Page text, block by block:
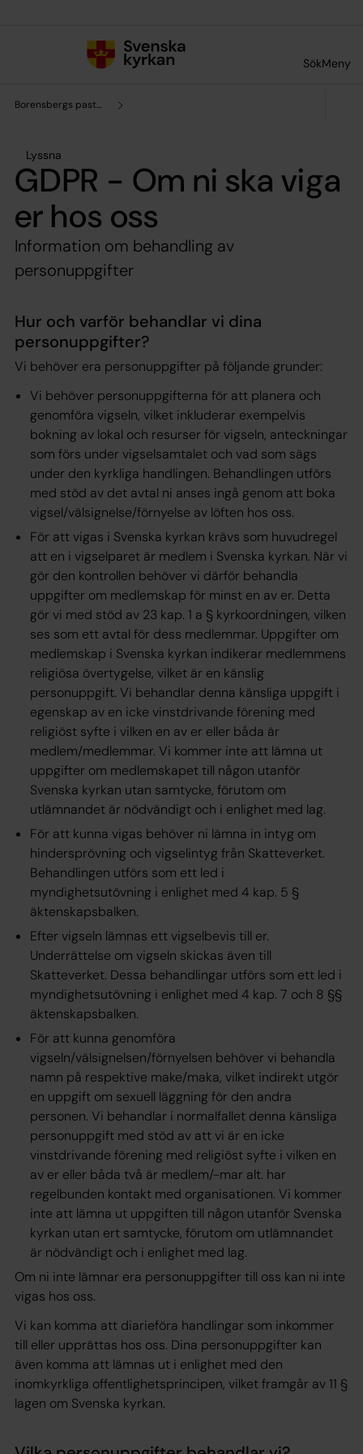
SökMeny
Borensbergs pastorat
Lyssna
GDPR - Om ni ska viga
er hos oss
Information om behandling av
personuppgifter
Hur och varför behandlar vi dina
personuppgifter?
Vi behöver era personuppgifter på följande grunder:
Vi behöver personuppgifterna för att planera och
genomföra vigseln, vilket inkluderar exempelvis
bokning av lokal och resurser för vigseln, anteckningar
som förs under vigselsamtalet och vad som sägs
under den kyrkliga handlingen. Behandlingen utförs
med stöd av det avtal ni anses ingå genom att boka
vigsel/välsignelse/förnyelse av löften hos oss.
För att vigas i Svenska kyrkan krävs som huvudregel
att en i vigselparet är medlem i Svenska kyrkan. När vi
gör den kontrollen behöver vi därför behandla
uppgifter om medlemskap för minst en av er. Detta
gör vi med stöd av 23 kap. 1 a § kyrkoordningen, vilken
ses som ett avtal för dess medlemmar. Uppgifter om
medlemskap i Svenska kyrkan indikerar medlemmens
religiösa övertygelse, vilket är en känslig
personuppgift. Vi behandlar denna känsliga uppgift i
egenskap av en icke vinstdrivande förening med
religiöst syfte i vilken en av er eller båda är
medlem/medlemmar. Vi kommer inte att lämna ut
uppgifter om medlemskapet till någon utanför
Svenska kyrkan utan samtycke, förutom om
utlämnandet är nödvändigt och i enlighet med lag.
För att kunna vigas behöver ni lämna in intyg om
hindersprövning och vigselintyg från Skatteverket.
Behandlingen utförs som ett led i
myndighetsutövning i enlighet med 4 kap. 5 §
äktenskapsbalken.
Efter vigseln lämnas ett vigselbevis till er.
Underrättelse om vigseln skickas även till
Skatteverket. Dessa behandlingar utförs som ett led i
myndighetsutövning i enlighet med 4 kap. 7 och 8 §§
äktenskapsbalken.
För att kunna genomföra
vigseln/välsignelsen/förnyelsen behöver vi behandla
namn på respektive make/maka, vilket indirekt utgör
en uppgift om sexuell läggning för den andra
personen. Vi behandlar i normalfallet denna känsliga
personuppgift med stöd av att vi är en icke
vinstdrivande förening med religiöst syfte i vilken en
av er eller båda två är medlem/-mar alt. har
regelbunden kontakt med organisationen. Vi kommer
inte att lämna ut uppgiften till någon utanför Svenska
kyrkan utan ert samtycke, förutom om utlämnandet
är nödvändigt och i enlighet med lag.
Om ni inte lämnar era personuppgifter till oss kan ni inte
vigas hos oss.
Vi kan komma att diarieföra handlingar som inkommer
till eller upprättas hos oss. Dina personuppgifter kan
även komma att lämnas ut i enlighet med den
inomkyrkliga offentlighetsprincipen, vilket framgår av 11 §
lagen om Svenska kyrkan.